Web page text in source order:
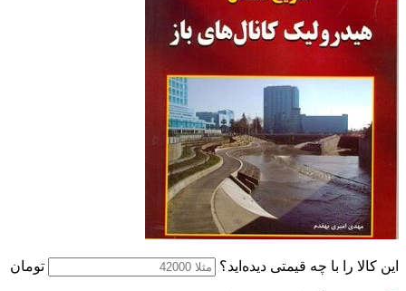
این کالا را با چه قیمتی دیده‌اید؟ تومان